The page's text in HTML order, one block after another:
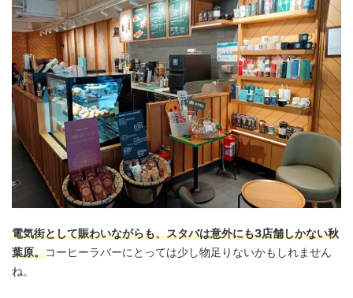
電気街として賑わいながらも、スタバは意外にも3店舗しかない秋
葉原。コーヒーラバーにとっては少し物足りないかもしれません
ね。